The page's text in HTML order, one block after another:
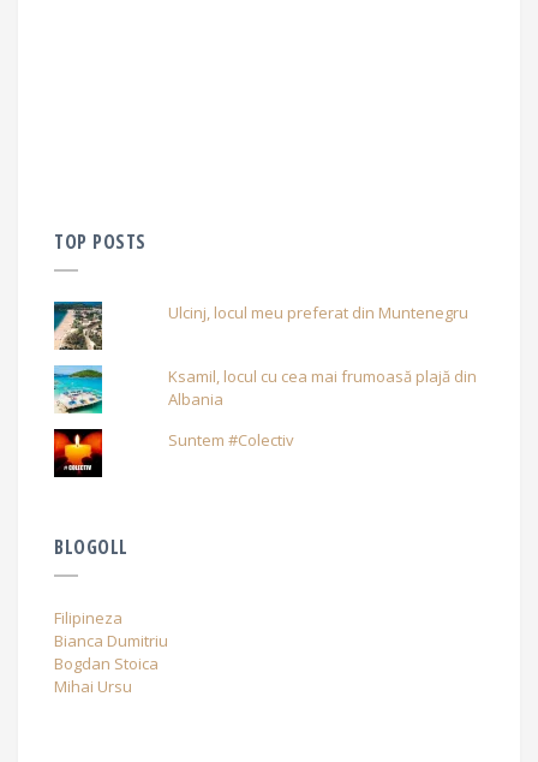
TOP POSTS
Ulcinj, locul meu preferat din Muntenegru
Ksamil, locul cu cea mai frumoasă plajă din
Albania
Suntem #Colectiv
BLOGOLL
Filipineza
Bianca Dumitriu
Bogdan Stoica
Mihai Ursu